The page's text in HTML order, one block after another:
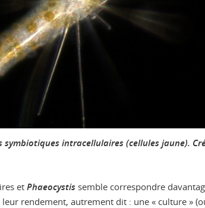
intracellulaires (cellules jaune).
et Phaeocystis semble correspondre
rendement, autrement dit : une « culture »